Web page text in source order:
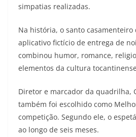
simpatias realizadas.
Na história, o santo casamenteiro
aplicativo fictício de entrega de
combinou humor, romance,
elementos da cultura
Diretor e marcador da quadrilha,
também foi escolhido como
competição. Segundo ele, o
ao longo de seis meses.